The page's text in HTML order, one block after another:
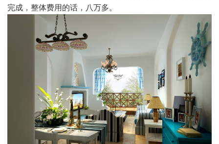
完成，整体费用的话，八万多。